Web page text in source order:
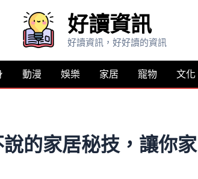
好讀資訊
好讀資訊，好好讀的資訊
動漫 娛樂 家居 寵物 文化
的家居秘技，讓你家